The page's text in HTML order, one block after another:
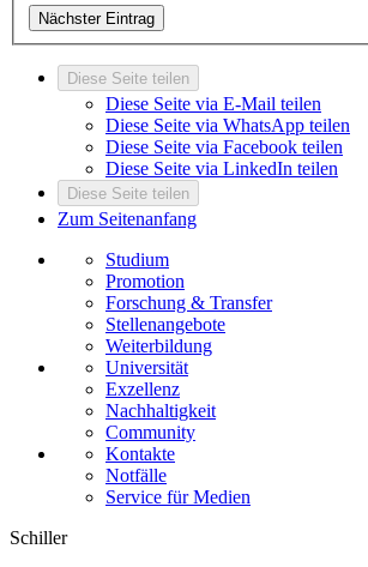
Nächster Eintrag
Diese Seite teilen
Diese Seite via E-Mail teilen
Diese Seite via WhatsApp teilen
Diese Seite via Facebook teilen
Diese Seite via LinkedIn teilen
Diese Seite teilen
Zum Seitenanfang
Studium
Promotion
Forschung & Transfer
Stellenangebote
Weiterbildung
Universität
Exzellenz
Nachhaltigkeit
Community
Kontakte
Notfälle
Service für Medien
Schiller